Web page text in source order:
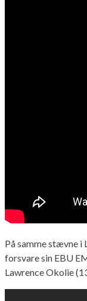
På samme stævne i
forsvare sin EBU
Lawrence Okolie